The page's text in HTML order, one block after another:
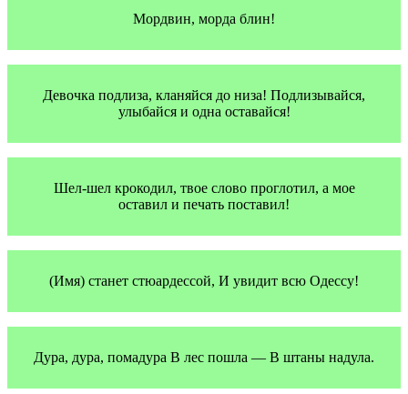
Мордвин, морда блин!
Девочка подлиза, кланяйся до низа! Подлизывайся,
улыбайся и одна оставайся!
Шел-шел крокодил, твое слово проглотил, а мое
оставил и печать поставил!
(Имя) станет стюардессой, И увидит всю Одессу!
Дура, дура, помадура В лес пошла — В штаны надула.